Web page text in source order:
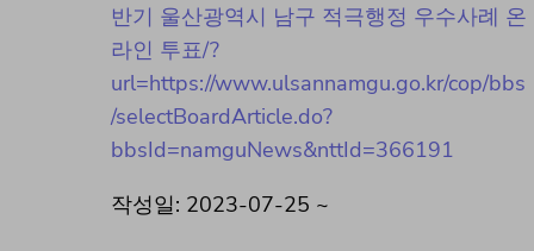
반기 울산광역시 남구 적극행정 우수사례 온
라인 투표/?
url=https://www.ulsannamgu.go.kr/cop/bbs
/selectBoardArticle.do?
bbsId=namguNews&nttId=366191
작성일: 2023-07-25 ~